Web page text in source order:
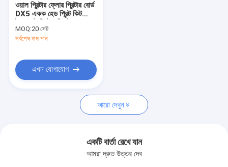
ওয়াল প্রিন্টার ফ্লোর প্রিন্টার বোর্ড
DX5 একক হেড প্রিন্ট কিট
MOQ:20 সেট
সর্বশেষ দাম পান
এখন যোগাযোগ
আরো দেখুন
একটি বার্তা রেখে যান
আমরা দ্রুত উত্তর দেব